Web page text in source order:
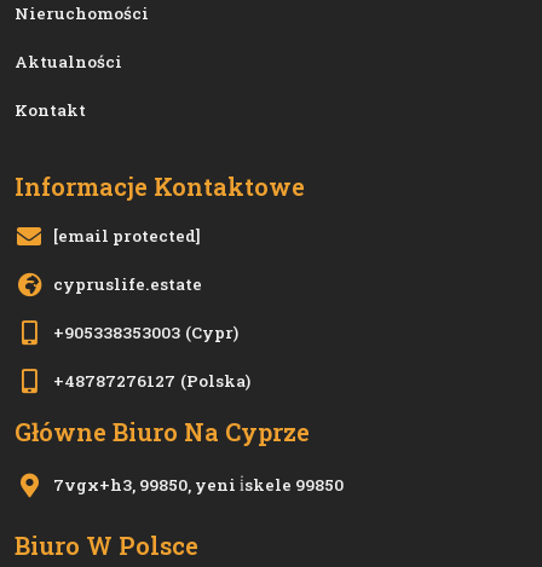
Nieruchomości
Aktualności
Kontakt
Informacje Kontaktowe
[email protected]
cypruslife.estate
+905338353003 (Cypr)
+48787276127 (Polska)
Główne Biuro Na Cyprze
7vgx+h3, 99850, yeni i̇skele 99850
Biuro W Polsce